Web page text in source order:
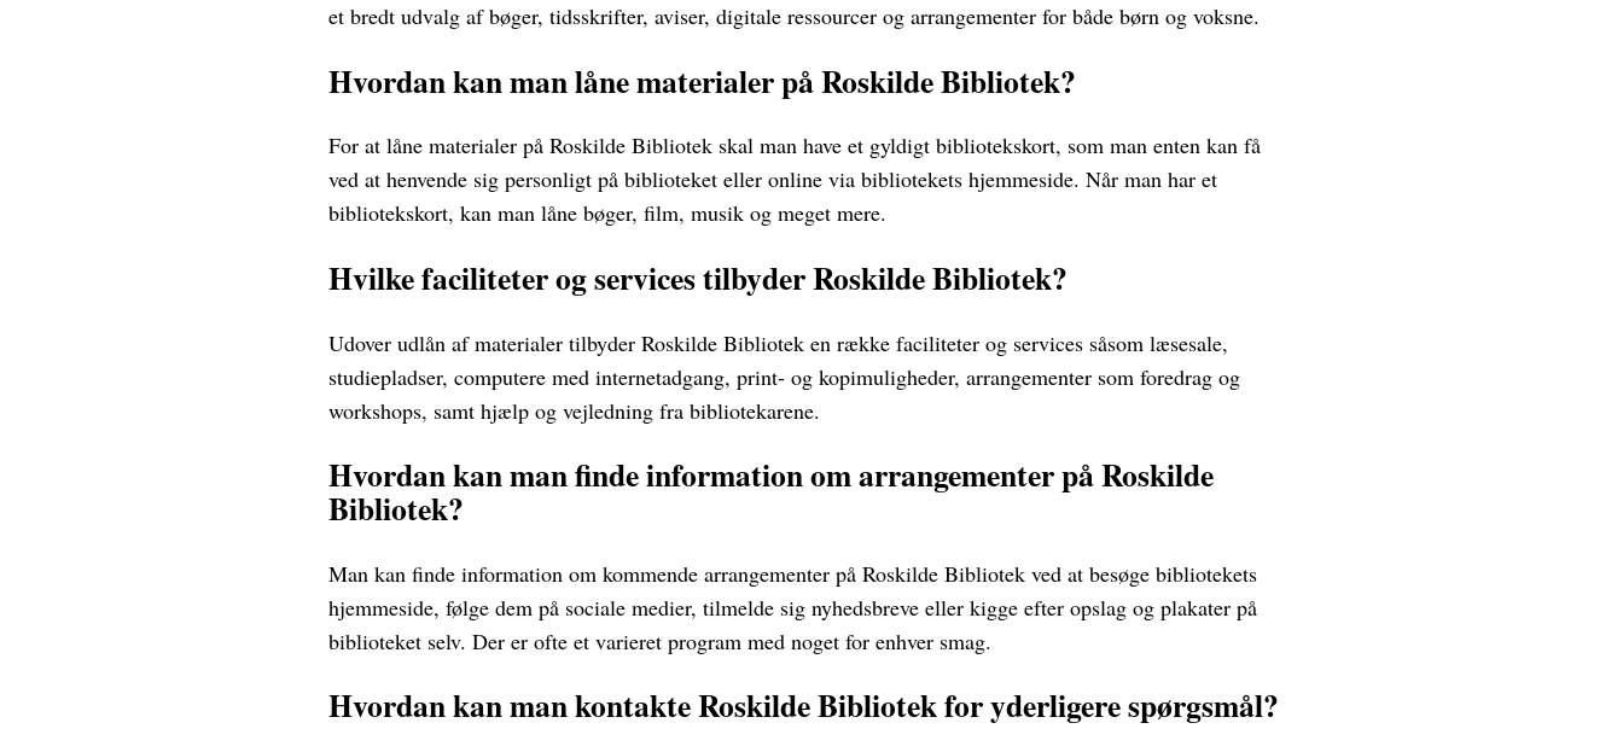
et bredt udvalg af bøger, tidsskrifter, aviser, digitale ressourcer og arrangementer for både børn og voksne.
Hvordan kan man låne materialer på Roskilde Bibliotek?
For at låne materialer på Roskilde Bibliotek skal man have et gyldigt bibliotekskort, som man enten kan få
ved at henvende sig personligt på biblioteket eller online via bibliotekets hjemmeside. Når man har et
bibliotekskort, kan man låne bøger, film, musik og meget mere.
Hvilke faciliteter og services tilbyder Roskilde Bibliotek?
Udover udlån af materialer tilbyder Roskilde Bibliotek en række faciliteter og services såsom læsesale,
studiepladser, computere med internetadgang, print- og kopimuligheder, arrangementer som foredrag og
workshops, samt hjælp og vejledning fra bibliotekarene.
Hvordan kan man finde information om arrangementer på Roskilde
Bibliotek?
Man kan finde information om kommende arrangementer på Roskilde Bibliotek ved at besøge bibliotekets
hjemmeside, følge dem på sociale medier, tilmelde sig nyhedsbreve eller kigge efter opslag og plakater på
biblioteket selv. Der er ofte et varieret program med noget for enhver smag.
Hvordan kan man kontakte Roskilde Bibliotek for yderligere spørgsmål?